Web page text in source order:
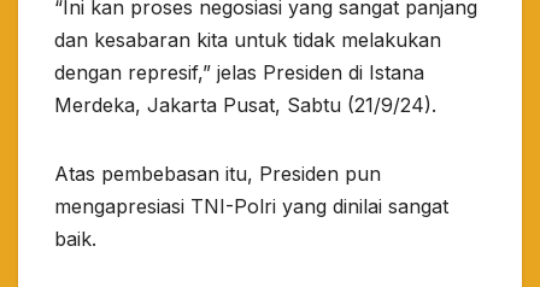
“Ini kan proses negosiasi yang sangat panjang
dan kesabaran kita untuk tidak melakukan
dengan represif,” jelas Presiden di Istana
Merdeka, Jakarta Pusat, Sabtu (21/9/24).
Atas pembebasan itu, Presiden pun
mengapresiasi TNI-Polri yang dinilai sangat
baik.